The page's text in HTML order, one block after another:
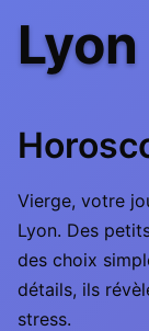
Lyon
Vierge, votre
Lyon. Des
des choix
détails, ils
stress.